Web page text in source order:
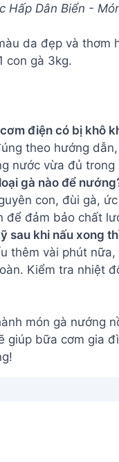
Hấp Dân Biển -
da đẹp và thơm
con gà 3kg.
điện có bị khô
theo hướng
nước vừa đủ trong
gà nào để
con, đùi gà,
để đảm bảo chất
sau khi nấu xong
thêm vài phút
Kiểm tra nhiệt
món gà nướng
giúp bữa cơm gia